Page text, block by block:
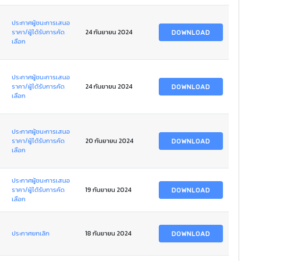
ประกาศผู้ชนะการเสนอ
ราคา/ผู้ได้รับการคัด
เลือก
24 กันยายน 2024 DOWNLOAD
ประกาศผู้ชนะการเสนอ
ราคา/ผู้ได้รับการคัด
เลือก
24 กันยายน 2024 DOWNLOAD
ประกาศผู้ชนะการเสนอ
ราคา/ผู้ได้รับการคัด
เลือก
20 กันยายน 2024 DOWNLOAD
ประกาศผู้ชนะการเสนอ
ราคา/ผู้ได้รับการคัด
เลือก
19 กันยายน 2024 DOWNLOAD
ประกาศยกเลิก 18 กันยายน 2024 DOWNLOAD